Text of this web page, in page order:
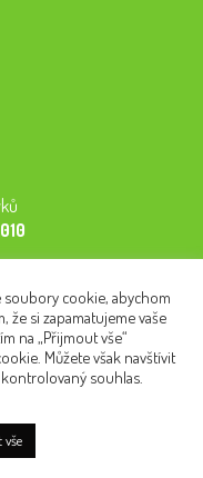
kartu. Z peněz
soubory cookie, abychom
že si zapamatujeme vaše
na „Přijmout vše“
Můžete však navštívit
souhlas.